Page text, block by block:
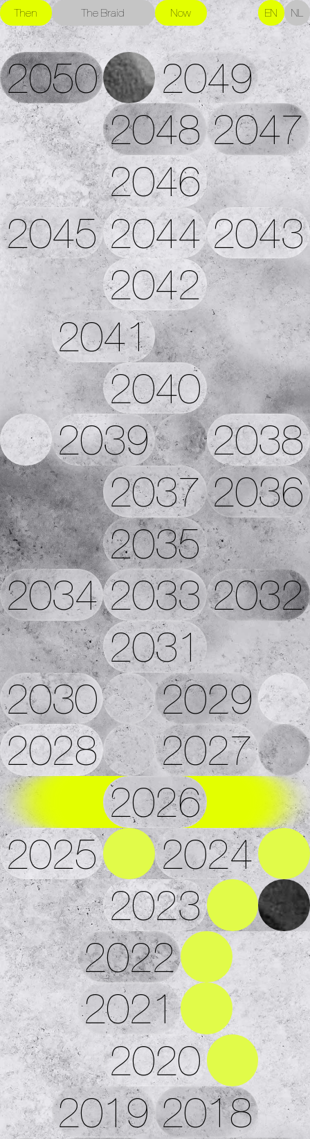
Then The Braid Now EN NL
2050
2049
2048 2047
2046
2045 2044 2043
2042
2041
2040
2039
2038
2037 2036
2035
2034 2033 2032
2031
2030
2029
2028
2027
2026
2025
2024
2023
2022
2021
2020
2019 2018